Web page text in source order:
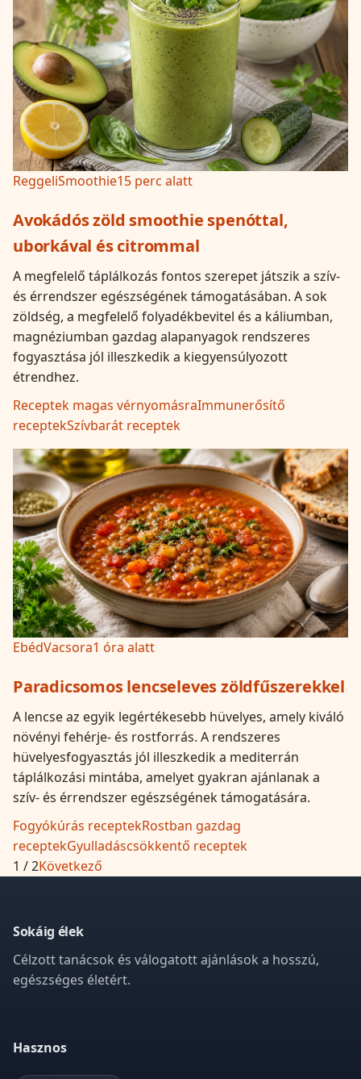
ReggeliSmoothie15 perc alatt
Avokádós zöld smoothie spenóttal,
uborkával és citrommal
A megfelelő táplálkozás fontos szerepet játszik a szív-
és érrendszer egészségének támogatásában. A sok
zöldség, a megfelelő folyadékbevitel és a káliumban,
magnéziumban gazdag alapanyagok rendszeres
fogyasztása jól illeszkedik a kiegyensúlyozott
étrendhez.
Receptek magas vérnyomásraImmunerősítő
receptekSzívbarát receptek
EbédVacsora1 óra alatt
Paradicsomos lencseleves zöldfűszerekkel
A lencse az egyik legértékesebb hüvelyes, amely kiváló
növényi fehérje- és rostforrás. A rendszeres
hüvelyesfogyasztás jól illeszkedik a mediterrán
táplálkozási mintába, amelyet gyakran ajánlanak a
szív- és érrendszer egészségének támogatására.
Fogyókúrás receptekRostban gazdag
receptekGyulladáscsökkentő receptek
1 /2Következő
Sokáig élek
Célzott tanácsok és válogatott ajánlások a hosszú,
egészséges életért.
Hasznos